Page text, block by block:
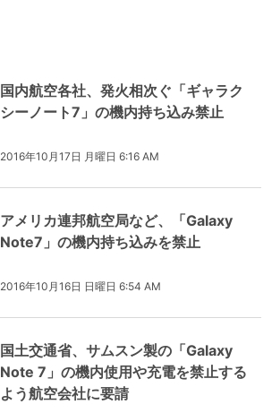
国内航空各社、発火相次ぐ「ギャラク
シーノート7」の機内持ち込み禁止
2016年10月17日 月曜日 6:16 AM
アメリカ連邦航空局など、「Galaxy
Note7」の機内持ち込みを禁止
2016年10月16日 日曜日 6:54 AM
国土交通省、サムスン製の「Galaxy
Note 7」の機内使用や充電を禁止する
よう航空会社に要請